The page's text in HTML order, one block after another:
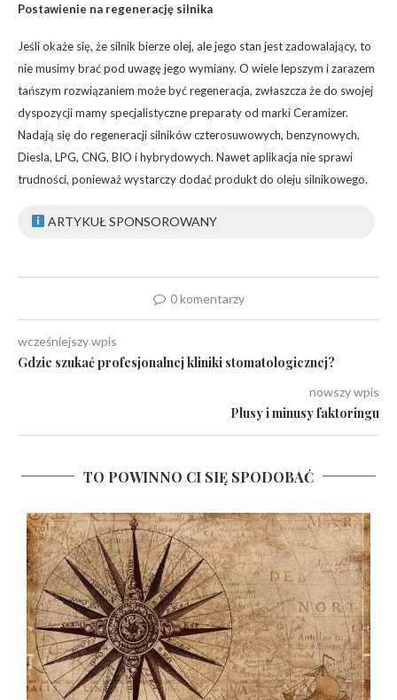
Postawienie na regenerację silnika
Jeśli okaże się, że silnik bierze olej, ale jego stan jest zadowalający, to
nie musimy brać pod uwagę jego wymiany. O wiele lepszym i zarazem
tańszym rozwiązaniem może być regeneracja, zwłaszcza że do swojej
dyspozycji mamy specjalistyczne preparaty od marki Ceramizer.
Nadają się do regeneracji silników czterosuwowych, benzynowych,
Diesla, LPG, CNG, BIO i hybrydowych. Nawet aplikacja nie sprawi
trudności, ponieważ wystarczy dodać produkt do oleju silnikowego.
ARTYKUŁ SPONSOROWANY
0 komentarzy
wcześniejszy wpis
Gdzie szukać profesjonalnej kliniki stomatologicznej?
nowszy wpis
Plusy i minusy faktoringu
TO POWINNO CI SIĘ SPODOBAĆ